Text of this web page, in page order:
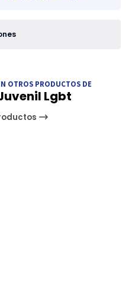
OTROS PRODUCTOS DE
Lgbt